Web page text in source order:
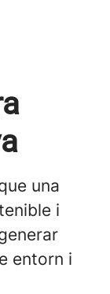
una
i
entorn i